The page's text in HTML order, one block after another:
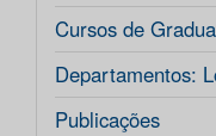
Cursos de
Departamentos:
Publicações